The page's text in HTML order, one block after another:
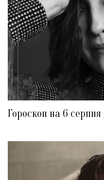
Гороскоп на 6 серпня